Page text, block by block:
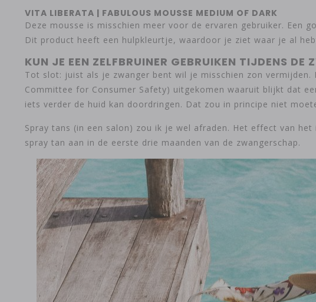
VITA LIBERATA | FABULOUS MOUSSE MEDIUM OF DARK
Deze mousse is misschien meer voor de ervaren gebruiker. Een
Dit product heeft een hulpkleurtje, waardoor je ziet waar je al
KUN JE EEN ZELFBRUINER GEBRUIKEN TIJDENS DE
Tot slot: juist als je zwanger bent wil je misschien zon vermijden.
Committee for Consumer Safety) uitgekomen waaruit blijkt dat
iets verder de huid kan doordringen. Dat zou in principe niet
Spray tans (in een salon) zou ik je wel afraden. Het effect van
spray tan aan in de eerste drie maanden van de zwangerschap.